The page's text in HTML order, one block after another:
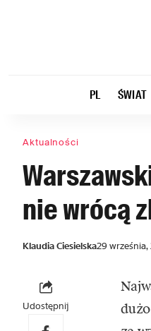
PL ŚWIAT
Aktualności
nie wrócą
Klaudia Ciesielska29 września,
Udostępnij